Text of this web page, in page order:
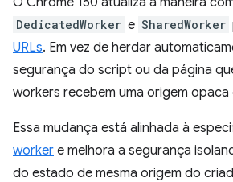
DedicatedWorker e SharedWorker
URLs. Em vez de herdar
segurança do script ou da página
workers recebem uma origem opaca
Essa mudança está alinhada à
worker e melhora a segurança
do estado de mesma origem do